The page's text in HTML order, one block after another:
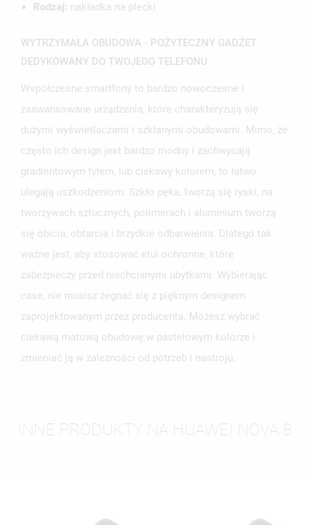
Rodzaj: nakładka na plecki
WYTRZYMAŁA OBUDOWA - POŻYTECZNY GADŻET
DEDYKOWANY DO TWOJEGO TELEFONU
Współczesne smartfony to bardzo nowoczesne i
zaawansowane urządzenia, które charakteryzują się
dużymi wyświetlaczami i szklanymi obudowami. Mimo, że
często ich design jest bardzo modny i zachwycają
gradientowym tyłem, lub ciekawy kolorem, to łatwo
ulegają uszkodzeniom. Szkło pęka, tworzą się ryski, na
tworzywach sztucznych, polimerach i aluminium tworzą
się obicia, obtarcia i brzydkie odbarwienia. Dlatego tak
ważne jest, aby stosować etui ochronne, które
zabezpieczy przed niechcianymi ubytkami. Wybierając
case, nie musisz żegnać się z pięknym designem
zaprojektowanym przez producenta. Możesz wybrać
ciekawą matową obudowę w pastelowym kolorze i
zmieniać ją w zależności od potrzeb i nastroju.
INNE PRODUKTY NA HUAWEI NOVA 8